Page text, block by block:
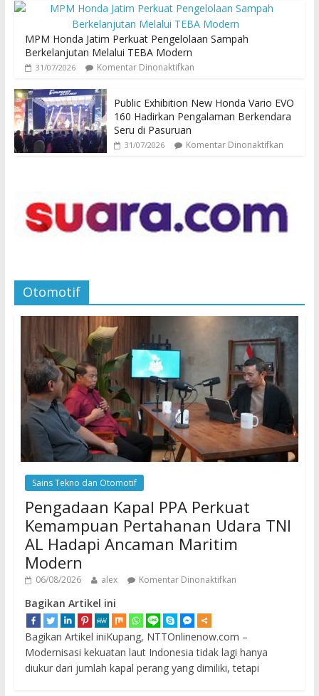
MPM Honda Jatim Perkuat Pengelolaan Sampah
Berkelanjutan Melalui TEBA Modern
31/07/2026 Komentar Dinonaktifkan
Public Exhibition New Honda Vario EVO
160 Hadirkan Pengalaman Berkendara
Seru di Pasuruan
31/07/2026 Komentar Dinonaktifkan
Otomotif
Sains Tekno dan Otomotif
Pengadaan Kapal PPA Perkuat
Kemampuan Pertahanan Udara TNI
AL Hadapi Ancaman Maritim
Modern
06/08/2026 alex Komentar Dinonaktifkan
Bagikan Artikel ini
Bagikan Artikel iniKupang, NTTOnlinenow.com –
Modernisasi kekuatan laut Indonesia tidak lagi hanya
diukur dari jumlah kapal perang yang dimiliki, tetapi